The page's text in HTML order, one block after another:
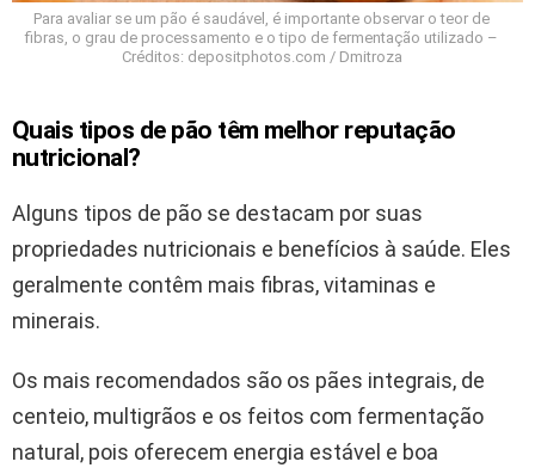
Para avaliar se um pão é saudável, é importante observar o teor de
fibras, o grau de processamento e o tipo de fermentação utilizado –
Créditos: depositphotos.com / Dmitroza
Quais tipos de pão têm melhor reputação
nutricional?
Alguns tipos de pão se destacam por suas
propriedades nutricionais e benefícios à saúde. Eles
geralmente contêm mais fibras, vitaminas e
minerais.
Os mais recomendados são os pães integrais, de
centeio, multigrãos e os feitos com fermentação
natural, pois oferecem energia estável e boa